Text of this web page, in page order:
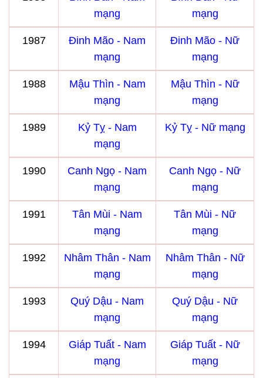
mạng
mạng
1987
Đinh Mão - Nam
mạng
Đinh Mão - Nữ
mạng
1988
Mậu Thìn - Nam
mạng
Mậu Thìn - Nữ
mạng
1989
Kỷ Tỵ - Nam
mạng
Kỷ Tỵ - Nữ mạng
1990
Canh Ngọ - Nam
mạng
Canh Ngọ - Nữ
mạng
1991
Tân Mùi - Nam
mạng
Tân Mùi - Nữ
mạng
1992
Nhâm Thân - Nam
mạng
Nhâm Thân - Nữ
mạng
1993
Quý Dậu - Nam
mạng
Quý Dậu - Nữ
mạng
1994
Giáp Tuất - Nam
mạng
Giáp Tuất - Nữ
mạng